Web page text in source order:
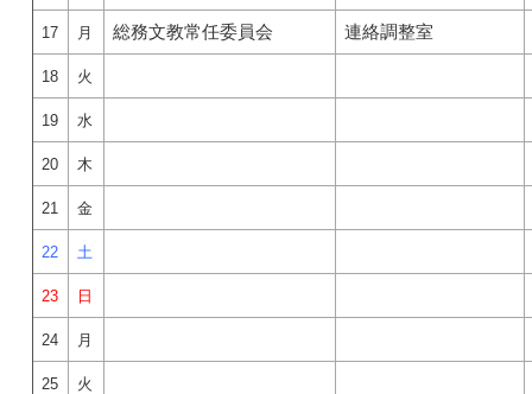
17 月 総務文教常任委員会 連絡調整室
18 火
19 水
20 木
21 金
22 土
23 日
24 月
25 火